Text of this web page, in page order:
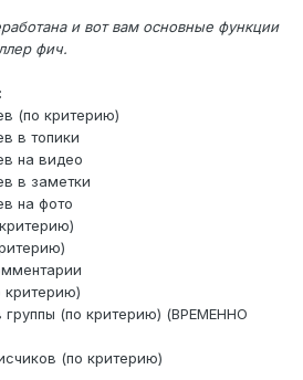
и вот вам основные функции
фич.
(по критерию)
в топики
на видео
в заметки
на фото
критерию)
группы (по критерию) (ВРЕМЕННО
(по критерию)